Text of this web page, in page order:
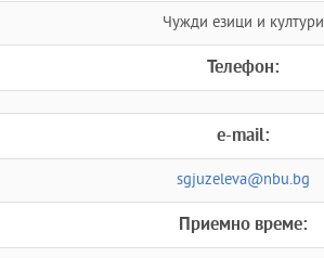
Чужди езици и култури
Телефон:
e-mail:
sgjuzeleva@nbu.bg
Приемно време: